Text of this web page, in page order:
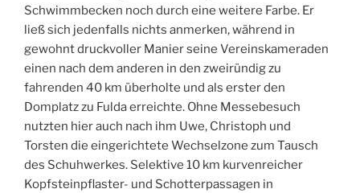
Schwimmbecken noch durch eine weitere Farbe. Er
ließ sich jedenfalls nichts anmerken, während in
gewohnt druckvoller Manier seine Vereinskameraden
einen nach dem anderen in den zweiründig zu
fahrenden 40 km überholte und als erster den
Domplatz zu Fulda erreichte. Ohne Messebesuch
nutzten hier auch nach ihm Uwe, Christoph und
Torsten die eingerichtete Wechselzone zum Tausch
des Schuhwerkes. Selektive 10 km kurvenreicher
Kopfsteinpflaster- und Schotterpassagen in